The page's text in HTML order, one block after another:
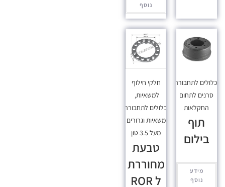
נוסף
לתחבורה,
סרנים לתחום
החקלאות
תוף
בילום
מידע
נוסף
חלקי חילוף
למשאיות,
מכלולים לתחבורה,
משאיות וגרורים
מעל 3.5 טון
טבעת
מחוררת
ל ROR